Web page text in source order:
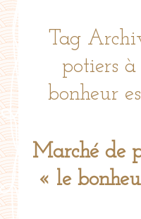
Tag
potiers
bonheur
Marché de
« le